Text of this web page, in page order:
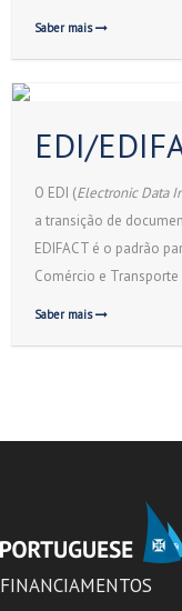
Saber mais
EDI/
O EDI (Electronic Data
a transição de
EDIFACT é o padrão
Comércio e Transporte
Saber mais
FINANCIAMENTOS